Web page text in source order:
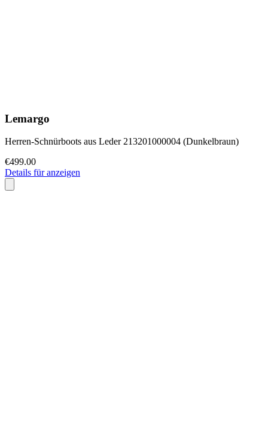
Lemargo
Herren-Schnürboots aus Leder 213201000004 (Dunkelbraun)
€499.00
Details für anzeigen